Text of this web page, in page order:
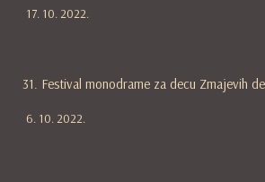
17. 10. 2022.
31. Festival monodrame za decu Zmajevih
6. 10. 2022.